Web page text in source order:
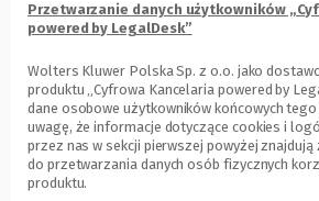
Przetwarzanie danych użytkowników
powered by LegalDesk”
Wolters Kluwer Polska Sp. z o.o. jako
produktu „Cyfrowa Kancelaria powered by
dane osobowe użytkowników końcowych
uwagę, że informacje dotyczące cookies i
przez nas w sekcji pierwszej powyżej
do przetwarzania danych osób fizycznych
produktu.